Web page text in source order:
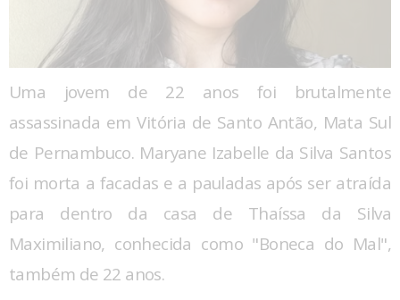
Uma jovem de 22 anos foi brutalmente
assassinada em Vitória de Santo Antão, Mata Sul
de Pernambuco. Maryane Izabelle da Silva Santos
foi morta a facadas e a pauladas após ser atraída
para dentro da casa de Thaíssa da Silva
Maximiliano, conhecida como "Boneca do Mal",
também de 22 anos.